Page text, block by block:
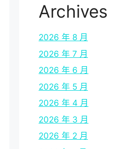
Archives
2026 年 8 月
2026 年 7 月
2026 年 6 月
2026 年 5 月
2026 年 4 月
2026 年 3 月
2026 年 2 月